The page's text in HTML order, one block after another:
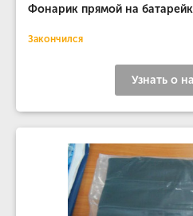
Фонарик прямой на
Закончился
Узнать о